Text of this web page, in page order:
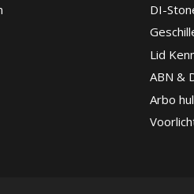
DI-
Lid
ABN &
Arbo